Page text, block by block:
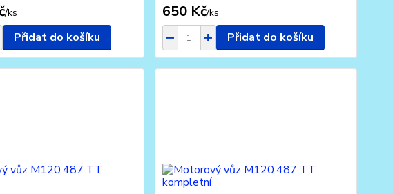
/ks
Přidat do košíku
650 Kč/ks
Přidat do košíku